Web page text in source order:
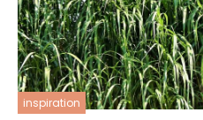
inspiration